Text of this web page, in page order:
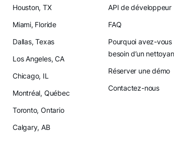
Houston, TX
Miami, Floride
Dallas, Texas
Los Angeles, CA
Chicago, IL
Montréal, Québec
Toronto, Ontario
Calgary, AB
API de développeur
FAQ
Pourquoi avez-vous
besoin d’un
Réserver une démo
Contactez-nous